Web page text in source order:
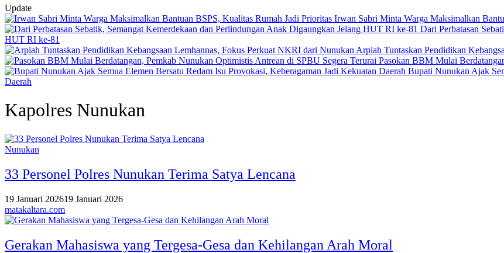
Update
Irwan Sabri Minta Warga Maksimalkan
Dari Perbatasan
HUT RI ke-81
Arpiah Tuntaskan Pendidikan
Pasokan BBM Mulai
Bupati Nunukan Ajak
Daerah
Kapolres Nunukan
Nunukan
33 Personel Polres Nunukan Terima Satya Lencana
19 Januari 202619 Januari 2026
matakaltara.com
Gerakan Mahasiswa yang Tergesa-Gesa dan Kehilangan Arah Moral